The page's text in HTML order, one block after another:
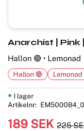
Anarchist | Pink
Hallon 🔴 •
Nedsatt pris:
189 SEK Ordinarie
225
I lager
Artikelnr
EM5000B4_0
Hallon 🔴 Lemonad